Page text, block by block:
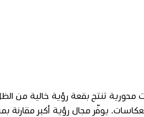
محورية تنتج بقعة رؤية خالية من
يوفّر مجال رؤية أكبر مقارنة